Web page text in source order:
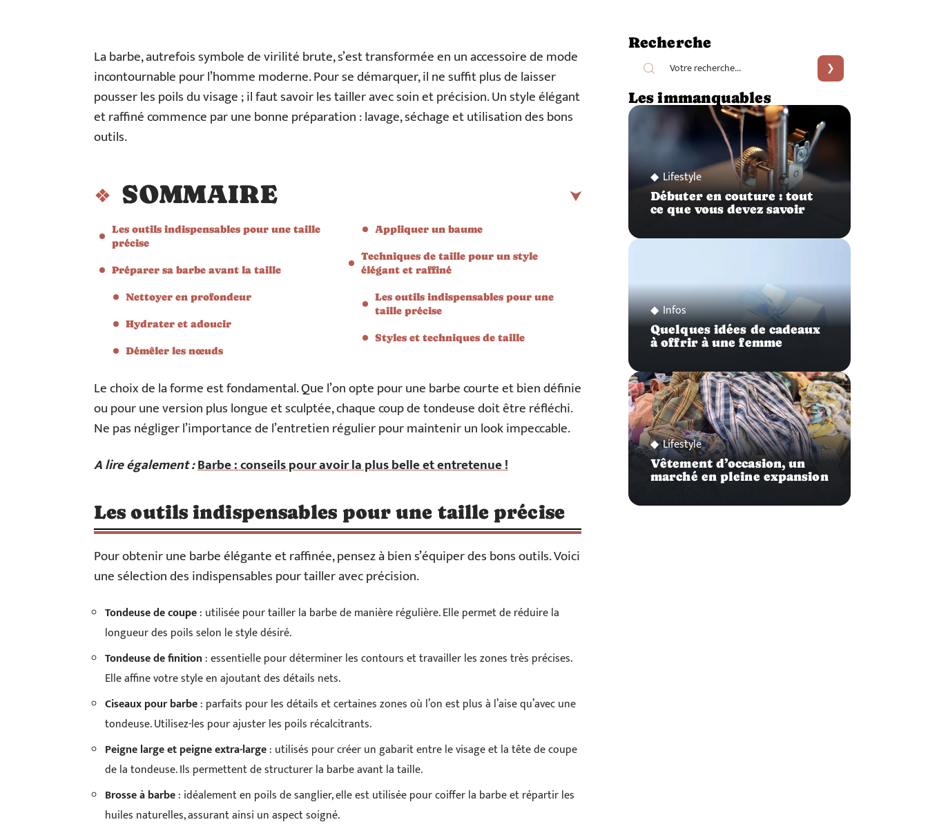
La barbe, autrefois symbole de virilité brute, s’est transformée en un accessoire de mode
incontournable pour l’homme moderne. Pour se démarquer, il ne suffit plus de laisser
pousser les poils du visage ; il faut savoir les tailler avec soin et précision. Un style élégant
et raffiné commence par une bonne préparation : lavage, séchage et utilisation des bons
outils.
SOMMAIRE
Les outils indispensables pour une taille
précise
Préparer sa barbe avant la taille
Nettoyer en profondeur
Hydrater et adoucir
Démêler les nœuds
Appliquer un baume
Techniques de taille pour un style
élégant et raffiné
Les outils indispensables pour une
taille précise
Styles et techniques de taille
Le choix de la forme est fondamental. Que l’on opte pour une barbe courte et bien définie
ou pour une version plus longue et sculptée, chaque coup de tondeuse doit être réfléchi.
Ne pas négliger l’importance de l’entretien régulier pour maintenir un look impeccable.
A lire également :Barbe : conseils pour avoir la plus belle et entretenue !
Les outils indispensables pour une taille précise
Pour obtenir une barbe élégante et raffinée, pensez à bien s’équiper des bons outils. Voici
une sélection des indispensables pour tailler avec précision.
Tondeuse de coupe: utilisée pour tailler la barbe de manière régulière. Elle permet de réduire la
longueur des poils selon le style désiré.
Tondeuse de finition : essentielle pour déterminer les contours et travailler les zones très précises.
Elle affine votre style en ajoutant des détails nets.
Ciseaux pour barbe: parfaits pour les détails et certaines zones où l’on est plus à l’aise qu’avec une
tondeuse. Utilisez-les pour ajuster les poils récalcitrants.
Peigne large et peigne extra-large: utilisés pour créer un gabarit entre le visage et la tête de coupe
de la tondeuse. Ils permettent de structurer la barbe avant la taille.
Brosse à barbe: idéalement en poils de sanglier, elle est utilisée pour coiffer la barbe et répartir les
huiles naturelles, assurant ainsi un aspect soigné.
Recherche
Les immanquables
Lifestyle
Débuter en couture : tout
ce que vous devez savoir
Infos
Quelques idées de cadeaux
à offrir à une femme
Lifestyle
Vêtement d’occasion, un
marché en pleine expansion